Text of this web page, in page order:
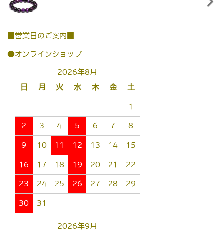
■営業日のご案内■
●オンラインショップ
2026年8月
日
月 火 水 木 金 土
1
2 3 4 5 6 7 8
9 10 11 12 13 14 15
16 17 18 19 20 21 22
23 24 25 26 27 28 29
30 31
2026年9月